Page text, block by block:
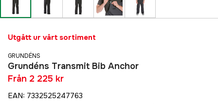
Utgått ur vårt sortiment
GRUNDÉNS
Grundéns Transmit Bib Anchor
Från 2 225 kr
EAN: 7332525247763